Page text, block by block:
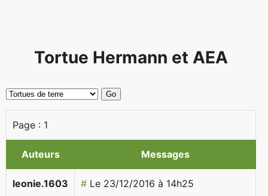
Tortue Hermann et AEA
Page : 1
Auteurs Messages
leonie.1603 # Le 23/12/2016 à 14h25